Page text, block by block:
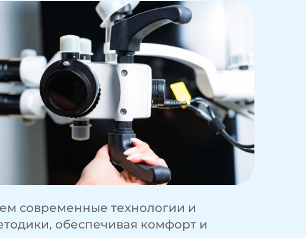
современные технологии и
обеспечивая комфорт и